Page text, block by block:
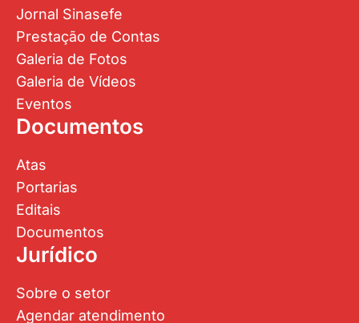
Jornal Sinasefe
Prestação de Contas
Galeria de Fotos
Galeria de Vídeos
Eventos
Documentos
Atas
Portarias
Editais
Documentos
Jurídico
Sobre o setor
Agendar atendimento